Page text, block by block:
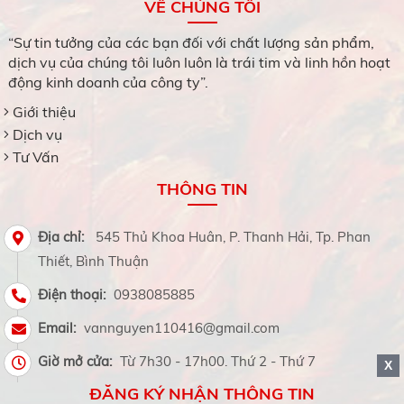
xuân tươi đẹp.
VỀ CHÚNG TÔI
“Sự tin tưởng của các bạn đối với chất lượng sản phẩm,
dịch vụ của chúng tôi luôn luôn là trái tim và linh hồn hoạt
động kinh doanh của công ty”.
Giới thiệu
Dịch vụ
Tư Vấn
THÔNG TIN
Địa chỉ:
545 Thủ Khoa Huân, P. Thanh Hải, Tp. Phan
Thiết, Bình Thuận
Điện thoại: 0938085885
Email: vannguyen110416@gmail.com
Giờ mở cửa: Từ 7h30 - 17h00. Thứ 2 - Thứ 7
ĐĂNG KÝ NHẬN THÔNG TIN
X